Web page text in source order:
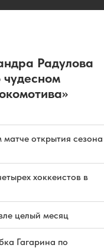
Радулова
открытия сезона
хоккеистов в
целый месяц
Гагарина по